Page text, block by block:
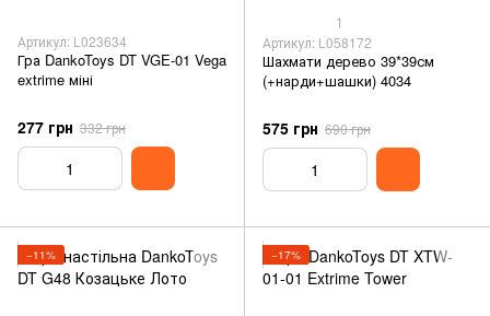
Артикул: L023634
Гра DankoToys DT VGE-01 Vega
extrime міні
277 грн 332 грн
1
Артикул: L058172
Шахмати дерево 39*39см
(+нарди+шашки) 4034
575 грн 690 грн
−11% −17%